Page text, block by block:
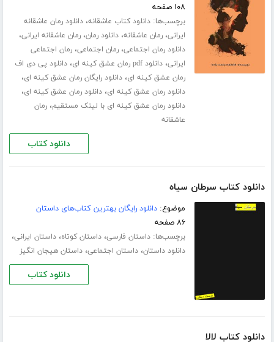
۱۰۸ صفحه
برچسب‌ها:دانلود کتاب عاشقانه،دانلود رمان عاشقانه
ایرانی،رمان عاشقانه،دانلود رمان،رمان عاشقانه ایرانی،
دانلود رمان اجتماعی،رمان اجتماعی،رمان اجتماعی
ایرانی،دانلود pdf رمان عشق کینه ای ،دانلود پی دی اف
رمان عشق کینه ای،دانلود رایگان رمان عشق کینه ای،
دانلود رمان عشق کینه ای،دانلود رمان عشق کینه ای،
دانلود رمان عشق کینه ای با لینک مستقیم،رمان
عاشقانه
دانلود کتاب
دانلود کتاب سرطان سیاه
موضوع:دانلود رایگان بهترین کتاب‌های داستان
۸۶ صفحه
برچسب‌ها:داستان فارسی،داستان کوتاه،داستان ایرانی،
دانلود داستان،داستان اجتماعی،داستان هیجان انگیز
دانلود کتاب
دانلود کتاب لالا